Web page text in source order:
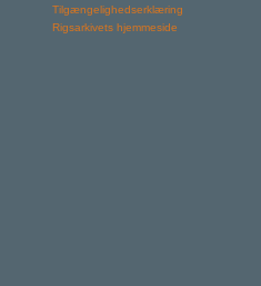
Tilgængelighedserklæring
Rigsarkivets hjemmeside